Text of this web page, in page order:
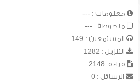
معلومات : ---
ملحوظة : ---
المستمعين : 149
التنزيل : 1282
قراءة: 2148
الرسائل : 0